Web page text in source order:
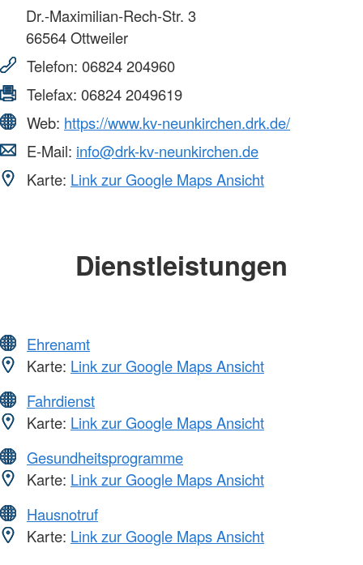
Dr.-Maximilian-Rech-Str. 3
66564Ottweiler
Telefon: 06824 204960
Telefax: 06824 2049619
Web: https://www.kv-neunkirchen.drk.de/
E-Mail: info@drk-kv-neunkirchen.de
Karte: Link zur Google Maps Ansicht
Dienstleistungen
Ehrenamt
Karte: Link zur Google Maps Ansicht
Fahrdienst
Karte: Link zur Google Maps Ansicht
Gesundheitsprogramme
Karte: Link zur Google Maps Ansicht
Hausnotruf
Karte: Link zur Google Maps Ansicht